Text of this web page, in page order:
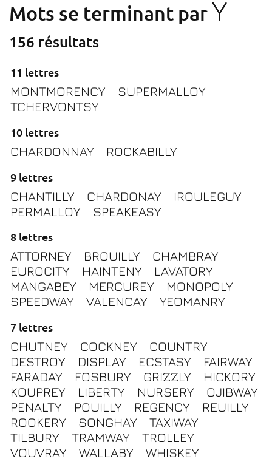
Mots se terminant parY
156 résultats
11 lettres
MONTMORENCY
SUPERMALLOY
TCHERVONTSY
10 lettres
CHARDONNAY ROCKABILLY
9 lettres
CHANTILLY CHARDONAY
IROULEGUY
PERMALLOY
SPEAKEASY
8 lettres
ATTORNEY BROUILLY
CHAMBRAY
EUROCITY
HAINTENY
LAVATORY
MANGABEY
MERCUREY
MONOPOLY
SPEEDWAY
VALENCAY YEOMANRY
7 lettres
CHUTNEY COCKNEY
COUNTRY
DESTROY
DISPLAY ECSTASY
FAIRWAY
FARADAY
FOSBURY GRIZZLY
HICKORY
KOUPREY
LIBERTY NURSERY
OJIBWAY
PENALTY
POUILLY REGENCY
REUILLY
ROOKERY
SONGHAY
TAXIWAY
TILBURY
TRAMWAY
TROLLEY
VOUVRAY
WALLABY WHISKEY